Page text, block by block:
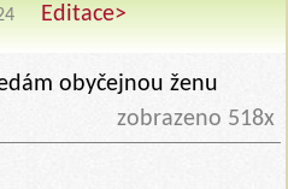
Editace>
obyčejnou ženu
zobrazeno 518x